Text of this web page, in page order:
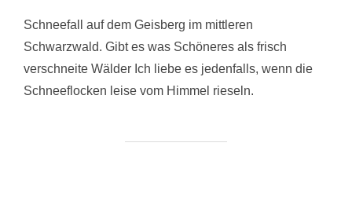
Schneefall auf dem Geisberg im mittleren
Schwarzwald. Gibt es was Schöneres als frisch
verschneite Wälder Ich liebe es jedenfalls, wenn die
Schneeflocken leise vom Himmel rieseln.